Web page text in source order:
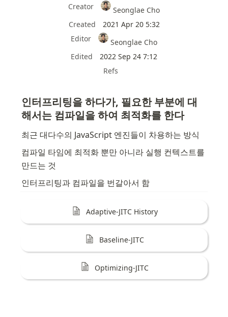
Creator
Seonglae Cho
Created
2021 Apr 20 5:32
Editor
Seonglae Cho
Edited
2022 Sep 24 7:12
Refs
인터프리팅을 하다가, 필요한 부분에 대
해서는 컴파일을 하여 최적화를 한다
최근 대다수의 JavaScript 엔진들이 차용하는 방식
컴파일 타임에 최적화 뿐만 아니라 실행 컨텍스트를
만드는 것
인터프리팅과 컴파일을 번갈아서 함
Adaptive-JITC History
Baseline-JITC
Optimizing-JITC